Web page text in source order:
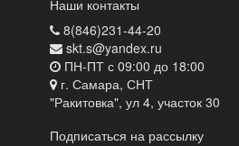
Наши контакты
8(846)231-44-20
skt.s@yandex.ru
ПН-ПТ с 09:00 до 18:00
г. Самара, СНТ
"Ракитовка", ул 4, участок 30
Подписаться на рассылку